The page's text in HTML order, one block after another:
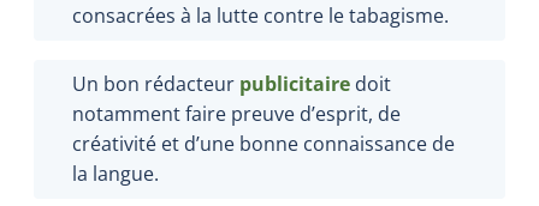
consacrées à la lutte contre le tabagisme.
Un bon rédacteur publicitaire doit
notamment faire preuve d’esprit, de
créativité et d’une bonne connaissance de
la langue.